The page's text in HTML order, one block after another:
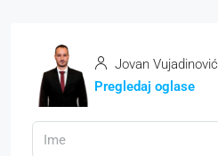
Jovan Vujadinović
Pregledaj oglase